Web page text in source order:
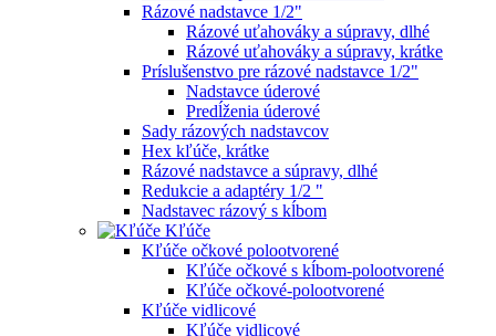
Rázové nadstavce 1/2"
Rázové uťahováky a súpravy, dlhé
Rázové uťahováky a súpravy, krátke
Príslušenstvo pre rázové nadstavce 1/2"
Nadstavce úderové
Predĺženia úderové
Sady rázových nadstavcov
Hex kľúče, krátke
Rázové nadstavce a súpravy, dlhé
Redukcie a adaptéry 1/2 "
Nadstavec rázový s kĺbom
Kľúče
Kľúče očkové polootvorené
Kľúče očkové s kĺbom-polootvorené
Kľúče očkové-polootvorené
Kľúče vidlicové
Kľúče vidlicové